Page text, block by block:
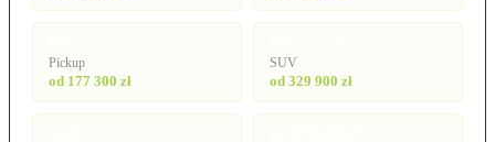
Pickup
od 177 300 zł
SUV
od 329 900 zł